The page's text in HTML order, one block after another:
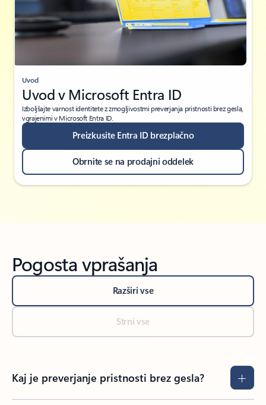
Uvod
Uvod v Microsoft Entra ID
Izboljšajte varnost identitete z zmogljivostmi preverjanja pristnosti brez gesla,
vgrajenimi v Microsoft Entra ID.
Preizkusite Entra ID brezplačno
Obrnite se na prodajni oddelek
Pogosta vprašanja
Razširi vse
Strni vse
Kaj je preverjanje pristnosti brez gesla?